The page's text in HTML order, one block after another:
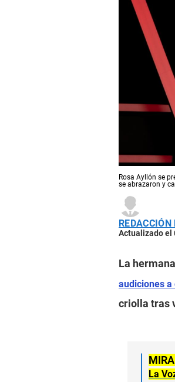
Rosa Ayllón se
se abrazaron y
REDACCIÓN
Actualizado el
La
audiciones a
criolla tras
La